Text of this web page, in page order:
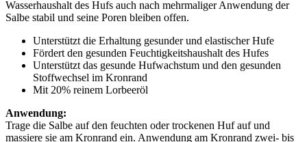
Wasserhaushalt des Hufs auch nach mehrmaliger Anwendung der
Salbe stabil und seine Poren bleiben offen.
Unterstützt die Erhaltung gesunder und elastischer Hufe
Fördert den gesunden Feuchtigkeitshaushalt des Hufes
Unterstützt das gesunde Hufwachstum und den gesunden
Stoffwechsel im Kronrand
Mit 20% reinem Lorbeeröl
Anwendung:
Trage die Salbe auf den feuchten oder trockenen Huf auf und
massiere sie am Kronrand ein. Anwendung am Kronrand zwei- bis